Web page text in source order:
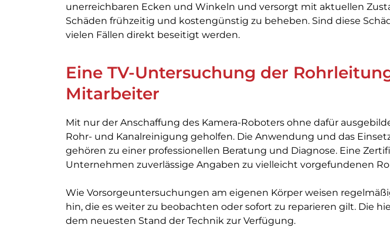
unerreichbaren Ecken und Winkeln und versorgt mit aktuellen
Schäden frühzeitig und kostengünstig zu beheben. Sind diese
vielen Fällen direkt beseitigt werden.
Eine TV-Untersuchung der
Mitarbeiter
Mit nur der Anschaffung des Kamera-Roboters ohne dafür
Rohr- und Kanalreinigung geholfen. Die Anwendung und das
gehören zu einer professionellen Beratung und Diagnose. Eine
Unternehmen zuverlässige Angaben zu vielleicht vorgefundenen
Wie Vorsorgeuntersuchungen am eigenen Körper weisen
hin, die es weiter zu beobachten oder sofort zu reparieren gilt. Die
dem neuesten Stand der Technik zur Verfügung.